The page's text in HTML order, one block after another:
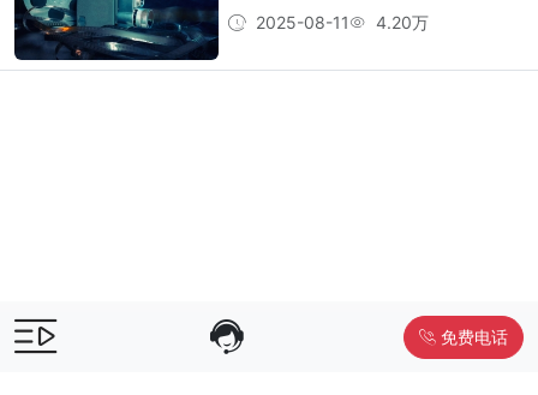
2025-08-11
4.20万
免费电话